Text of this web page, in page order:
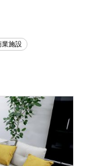
業施設